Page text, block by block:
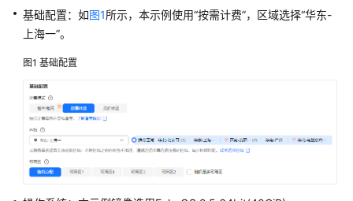
践
最
佳
实
践
汇
总
基础配置：如图1所示，本示例使用“按需计费”，区域选择“华东-
上海一”。
图1 基础配置